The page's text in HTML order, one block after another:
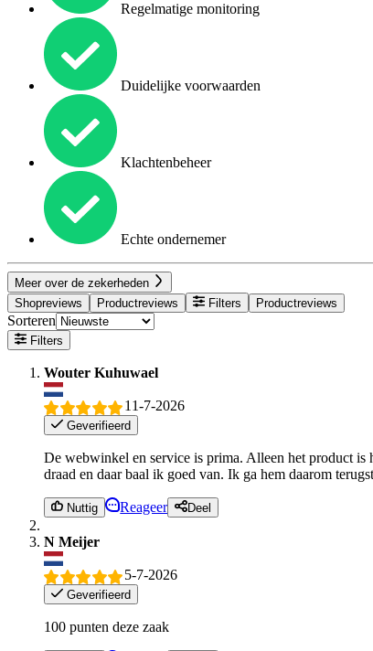
Regelmatige monitoring
Duidelijke voorwaarden
Klachtenbeheer
Echte ondernemer
Meer over de zekerheden
Shopreviews
Productreviews Filters Productreviews
Sorteren
Filters
Wouter Kuhuwael
11-7-2026
Geverifieerd
De webwinkel en service is prima. Alleen het product is
draad en daar baal ik goed van. Ik ga hem daarom
Nuttig Reageer Deel
N Meijer
5-7-2026
Geverifieerd
100 punten deze zaak